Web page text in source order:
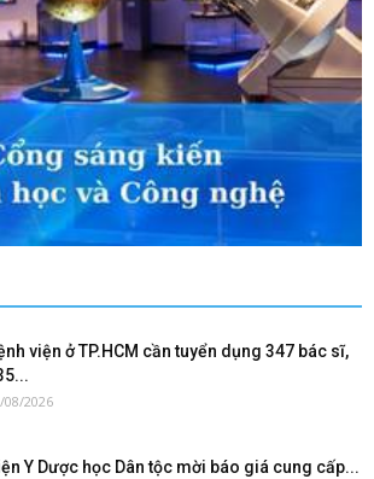
viện ở TP.HCM cần tuyển dụng 347 bác sĩ,
08/2026
Y Dược học Dân tộc mời báo giá cung cấp...